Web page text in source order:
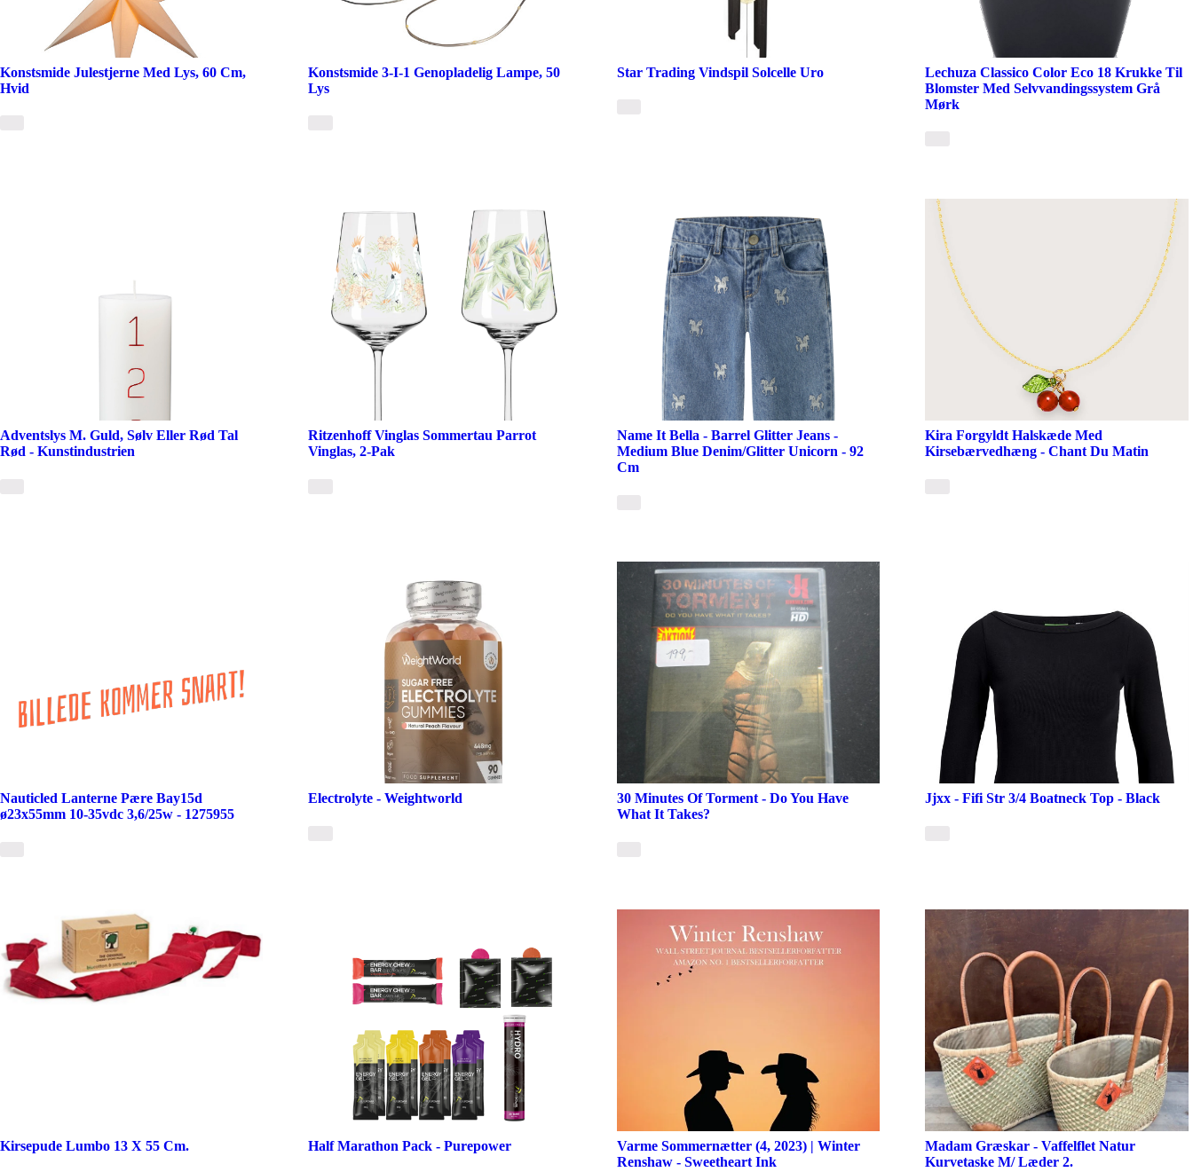
Konstsmide Julestjerne Med Lys, 60 Cm,
Hvid
Konstsmide 3-I-1 Genopladelig Lampe, 50
Lys
Star Trading Vindspil Solcelle Uro
Lechuza Classico Color Eco 18 Krukke Til
Blomster Med Selvvandingssystem Grå
Mørk
Adventslys M. Guld, Sølv Eller Rød Tal
Rød - Kunstindustrien
Ritzenhoff Vinglas Sommertau Parrot
Vinglas, 2-Pak
Name It Bella - Barrel Glitter Jeans -
Medium Blue Denim/Glitter Unicorn - 92
Cm
Kira Forgyldt Halskæde Med
Kirsebærvedhæng - Chant Du Matin
Nauticled Lanterne Pære Bay15d
ø23x55mm 10-35vdc 3,6/25w - 1275955
Electrolyte - Weightworld
30 Minutes Of Torment - Do You Have
What It Takes?
Jjxx - Fifi Str 3/4 Boatneck Top - Black
Kirsepude Lumbo 13 X 55 Cm. Half Marathon Pack - Purepower
Varme Sommernætter (4, 2023) | Winter
Renshaw - Sweetheart Ink
Madam Græskar - Vaffelflet Natur
Kurvetaske M/ Læder 2.